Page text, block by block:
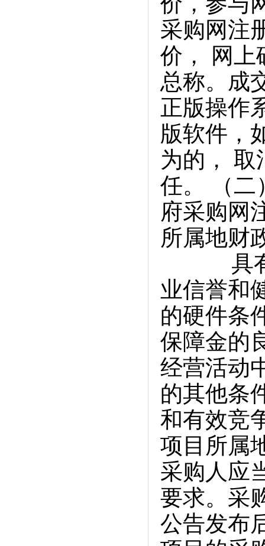
采购网注
价， 网上
总称。成
正版操作
版软件，
为的， 取
任。 （二
府采购网
所属地财
具有独
业信誉和
的硬件条
保障金的
经营活动
的其他条
和有效竞
项目所属
采购人应
要求。采
公告发布